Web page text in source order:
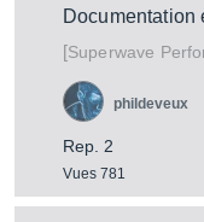
Documentation
[Superwave
Rep. 2
Vues 781
phildeveux